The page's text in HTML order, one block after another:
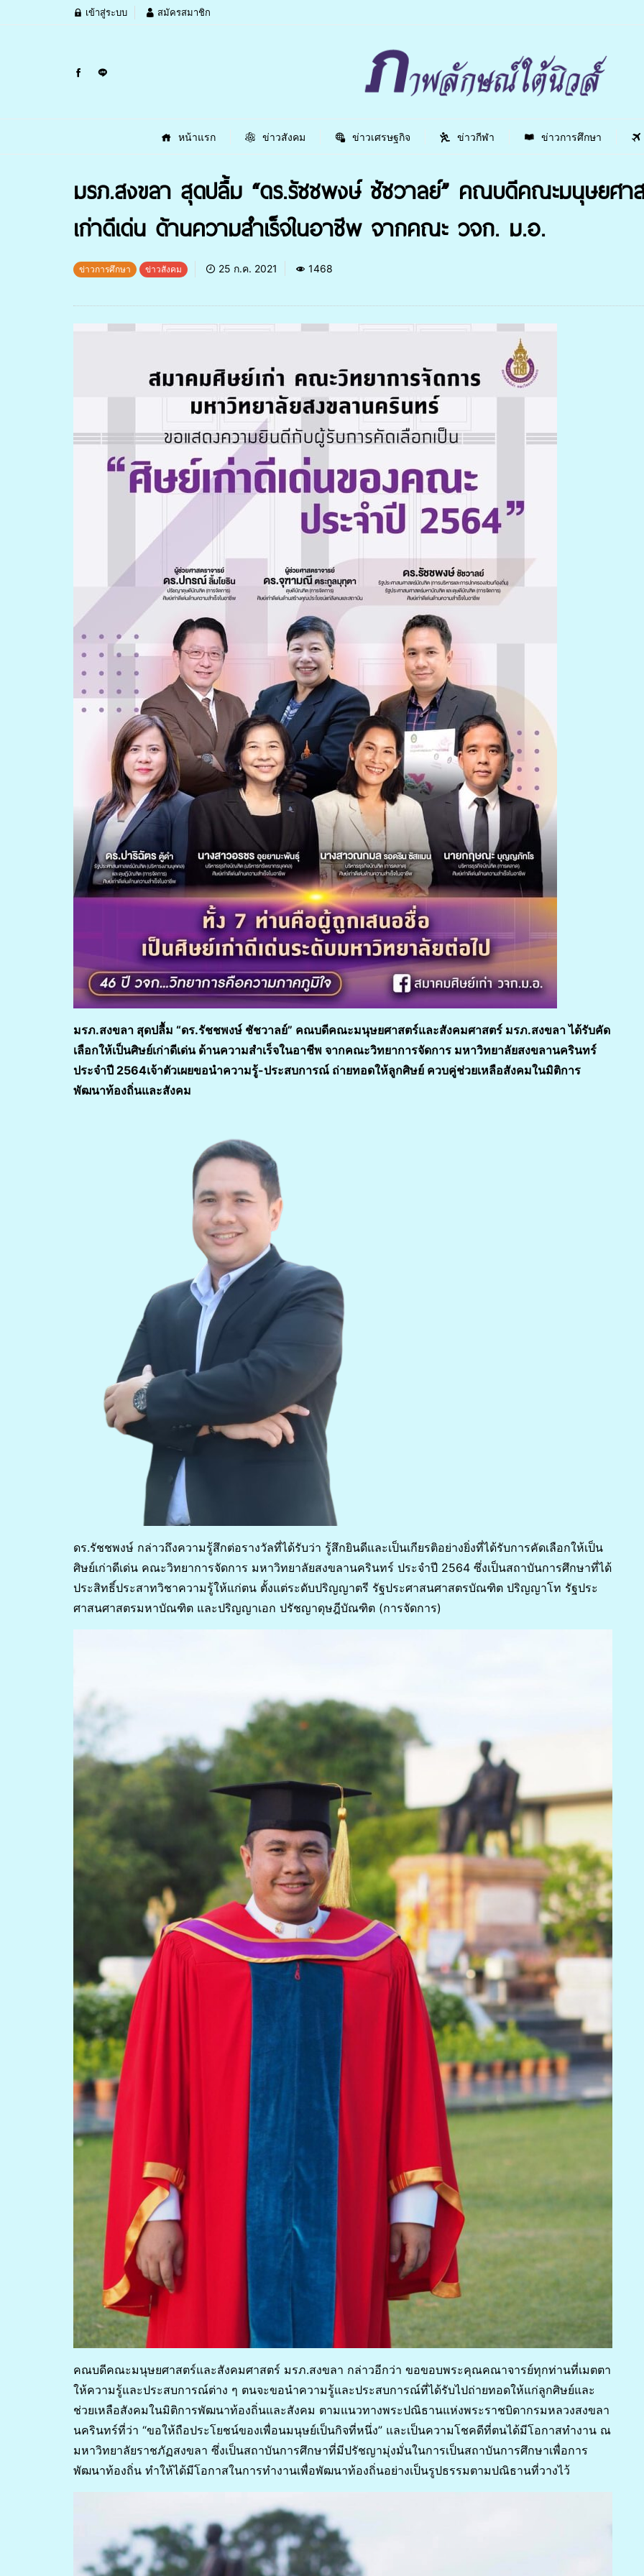
เข้าสู่ระบบ สมัครสมาชิก
หน้าแรก ข่าวสังคม ข่าวเศรษฐกิจ ข่าวกีฬา ข่าวการศึกษา
มรภ.สงขลา สุดปลื้ม “ดร.รัชชพงษ์ ชัชวาลย์” คณบดีคณะมนุษยศาส
เก่าดีเด่น ด้านความสำเร็จในอาชีพ จากคณะ วจก. ม.อ.
ข่าวการศึกษา ข่าวสังคม 25 ก.ค. 2021 1468
มรภ.สงขลา สุดปลื้ม “ดร.รัชชพงษ์ ชัชวาลย์” คณบดีคณะมนุษยศาสตร์และสังคมศาสตร์ มรภ.สงขลา ได้รับคัด
เลือกให้เป็นศิษย์เก่าดีเด่น ด้านความสำเร็จในอาชีพ จากคณะวิทยาการจัดการ มหาวิทยาลัยสงขลานครินทร์
ประจำปี 2564เจ้าตัวเผยขอนำความรู้-ประสบการณ์ ถ่ายทอดให้ลูกศิษย์ ควบคู่ช่วยเหลือสังคมในมิติการ
พัฒนาท้องถิ่นและสังคม
ดร.รัชชพงษ์ กล่าวถึงความรู้สึกต่อรางวัลที่ได้รับว่า รู้สึกยินดีและเป็นเกียรติอย่างยิ่งที่ได้รับการคัดเลือกให้เป็น
ศิษย์เก่าดีเด่น คณะวิทยาการจัดการ มหาวิทยาลัยสงขลานครินทร์ ประจำปี 2564 ซึ่งเป็นสถาบันการศึกษาที่ได้
ประสิทธิ์ประสาทวิชาความรู้ให้แก่ตน ตั้งแต่ระดับปริญญาตรี รัฐประศาสนศาสตรบัณฑิต ปริญญาโท รัฐประ
ศาสนศาสตรมหาบัณฑิต และปริญญาเอก ปรัชญาดุษฎีบัณฑิต (การจัดการ)
คณบดีคณะมนุษยศาสตร์และสังคมศาสตร์ มรภ.สงขลา กล่าวอีกว่า ขอขอบพระคุณคณาจารย์ทุกท่านที่เมตตา
ให้ความรู้และประสบการณ์ต่าง ๆ ตนจะขอนำความรู้และประสบการณ์ที่ได้รับไปถ่ายทอดให้แก่ลูกศิษย์และ
ช่วยเหลือสังคมในมิติการพัฒนาท้องถิ่นและสังคม ตามแนวทางพระปณิธานแห่งพระราชบิดากรมหลวงสงขลา
นครินทร์ที่ว่า “ขอให้ถือประโยชน์ของเพื่อนมนุษย์เป็นกิจที่หนึ่ง” และเป็นความโชคดีที่ตนได้มีโอกาสทำงาน ณ
มหาวิทยาลัยราชภัฏสงขลา ซึ่งเป็นสถาบันการศึกษาที่มีปรัชญามุ่งมั่นในการเป็นสถาบันการศึกษาเพื่อการ
พัฒนาท้องถิ่น ทำให้ได้มีโอกาสในการทำงานเพื่อพัฒนาท้องถิ่นอย่างเป็นรูปธรรมตามปณิธานที่วางไว้